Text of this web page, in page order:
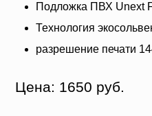
Подложка ПВХ Unext
Технология
разрешение печати
Цена: 1650 руб.